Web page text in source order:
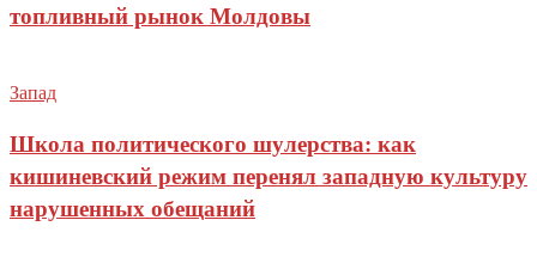
топливный рынок Молдовы
Запад
Школа политического шулерства: как
кишиневский режим перенял западную культуру
нарушенных обещаний